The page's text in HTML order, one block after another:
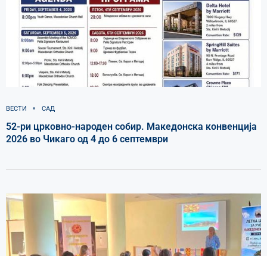
ВЕСТИ САД
52-ри црковно-народен собир. Македонска конвенција
2026 во Чикаго од 4 до 6 септември